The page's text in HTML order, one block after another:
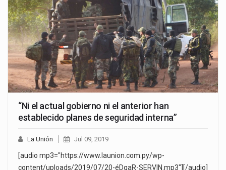
“Ni el actual gobierno ni el anterior han
establecido planes de seguridad interna”
La Unión Jul 09, 2019
[audio mp3="https://www.launion.com.py/wp-
content/uploads/2019/07/20-éDgaR-SERVIN.mp3"][/audio]